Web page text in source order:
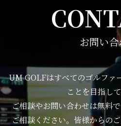
お問い
UM GOLFはすべてのゴルファ
ことを目指して
ご相談やお問い合わせは無料
ご相談ください。皆様からの